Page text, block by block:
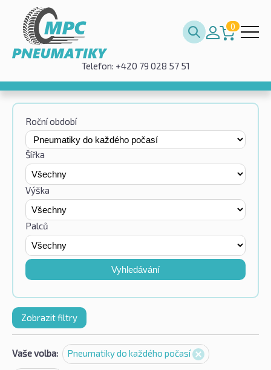
0
Telefon: +420 79 028 57 51
Roční období
Šířka
Výška
Palců
Vyhledávání
Zobrazit filtry
Vaše volba: Pneumatiky do každého počasí